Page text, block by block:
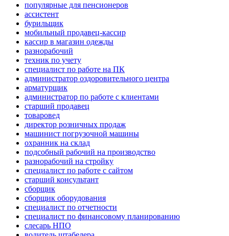
популярные для пенсионеров
ассистент
бурильщик
мобильный продавец-кассир
кассир в магазин одежды
разнорабочий
техник по учету
специалист по работе на ПК
администратор оздоровительного центра
арматурщик
администратор по работе с клиентами
старший продавец
товаровед
директор розничных продаж
машинист погрузочной машины
охранник на склад
подсобный рабочий на производство
разнорабочий на стройку
специалист по работе с сайтом
старший консультант
сборщик
сборщик оборудования
специалист по отчетности
специалист по финансовому планированию
слесарь НПО